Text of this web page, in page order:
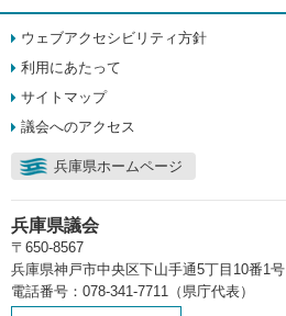
ウェブアクセシビリティ方針
利用にあたって
サイトマップ
議会へのアクセス
兵庫県ホームページ
兵庫県議会
〒650-8567
兵庫県神戸市中央区下山手通5丁目10番1号
電話番号：078-341-7711（県庁代表）